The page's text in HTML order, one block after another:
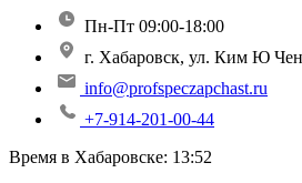
Пн-Пт 09:00-18:00
г. Хабаровск, ул. Ким Ю
info@profspeczapchast.ru
+7-914-201-00-44
Время в Хабаровске: 13:52